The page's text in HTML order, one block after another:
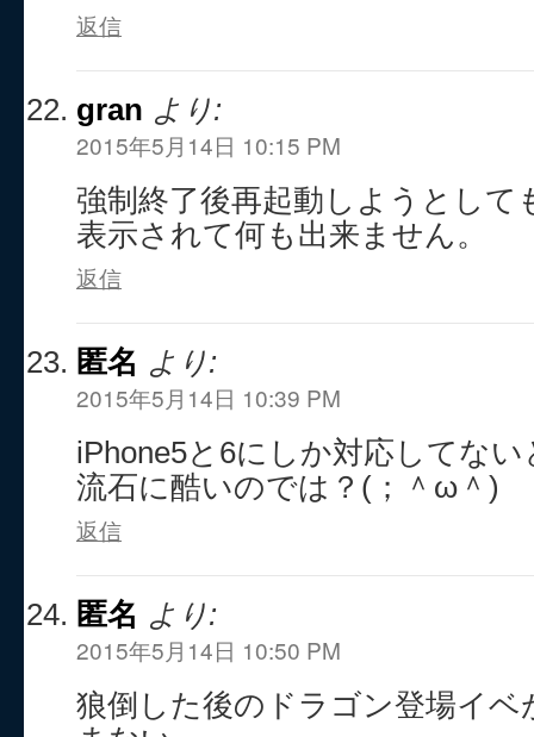
返信
gran より:
2015年5月14日 10:15 PM
強制終了後再起動しようとして
表示されて何も出来ません。
返信
匿名 より:
2015年5月14日 10:39 PM
iPhone5と6にしか対応してな
流石に酷いのでは？(；＾ω＾)
返信
匿名 より:
2015年5月14日 10:50 PM
狼倒した後のドラゴン登場イベ